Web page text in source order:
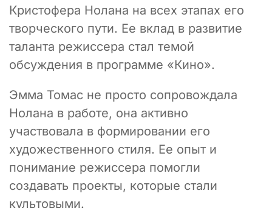
Кристофера Нолана на всех этапах его
творческого пути. Ее вклад в развитие
таланта режиссера стал темой
обсуждения в программе «Кино».
Эмма Томас не просто сопровождала
Нолана в работе, она активно
участвовала в формировании его
художественного стиля. Ее опыт и
понимание режиссера помогли
создавать проекты, которые стали
культовыми.